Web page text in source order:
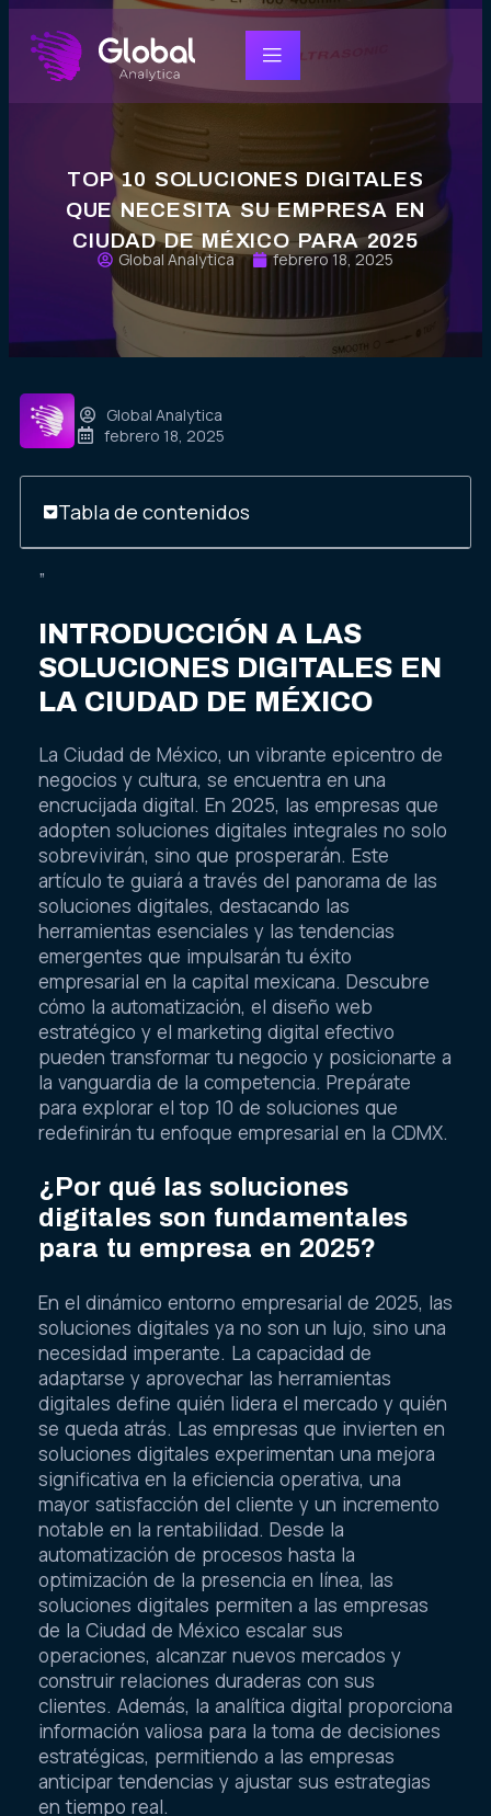
TOP 10 SOLUCIONES DIGITALES
QUE NECESITA SU EMPRESA EN
CIUDAD DE MÉXICO PARA 2025
Global Analytica febrero 18, 2025
Global Analytica
febrero 18, 2025
Tabla de contenidos
”
INTRODUCCIÓN A LAS
SOLUCIONES DIGITALES EN
LA CIUDAD DE MÉXICO
La Ciudad de México, un vibrante epicentro de
negocios y cultura, se encuentra en una
encrucijada digital. En 2025, las empresas que
adopten soluciones digitales integrales no solo
sobrevivirán, sino que prosperarán. Este
artículo te guiará a través del panorama de las
soluciones digitales, destacando las
herramientas esenciales y las tendencias
emergentes que impulsarán tu éxito
empresarial en la capital mexicana. Descubre
cómo la automatización, el diseño web
estratégico y el marketing digital efectivo
pueden transformar tu negocio y posicionarte a
la vanguardia de la competencia. Prepárate
para explorar el top 10 de soluciones que
redefinirán tu enfoque empresarial en la CDMX.
¿Por qué las soluciones
digitales son fundamentales
para tu empresa en 2025?
En el dinámico entorno empresarial de 2025, las
soluciones digitales ya no son un lujo, sino una
necesidad imperante. La capacidad de
adaptarse y aprovechar las herramientas
digitales define quién lidera el mercado y quién
se queda atrás. Las empresas que invierten en
soluciones digitales experimentan una mejora
significativa en la eficiencia operativa, una
mayor satisfacción del cliente y un incremento
notable en la rentabilidad. Desde la
automatización de procesos hasta la
optimización de la presencia en línea, las
soluciones digitales permiten a las empresas
de la Ciudad de México escalar sus
operaciones, alcanzar nuevos mercados y
construir relaciones duraderas con sus
clientes. Además, la analítica digital proporciona
información valiosa para la toma de decisiones
estratégicas, permitiendo a las empresas
anticipar tendencias y ajustar sus estrategias
en tiempo real.